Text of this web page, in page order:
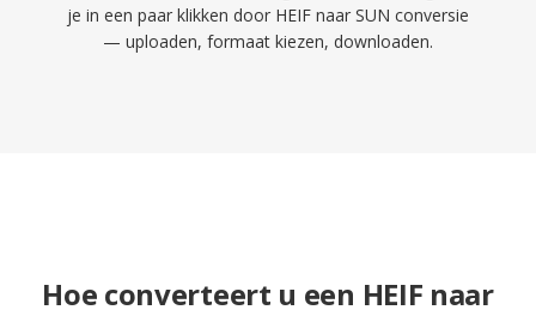
je in een paar klikken door HEIF naar SUN conversie
— uploaden, formaat kiezen, downloaden.
Hoe converteert u een HEIF naar